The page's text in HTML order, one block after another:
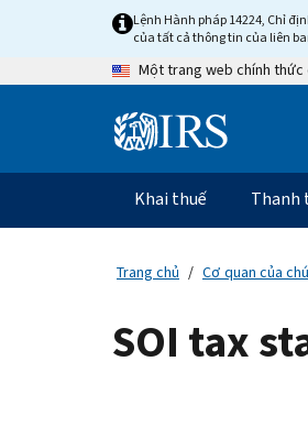
content
Lệnh Hành pháp 14224, Chỉ
của tất cả thông tin của liên
Một trang web chính thức
Điều
hướng
chính
Khai thuế Thanh
Trang chủ Cơ quan của
SOI tax